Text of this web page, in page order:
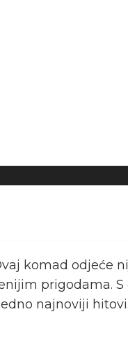
komad odjeće
prigodama.
najnoviji hitovi.